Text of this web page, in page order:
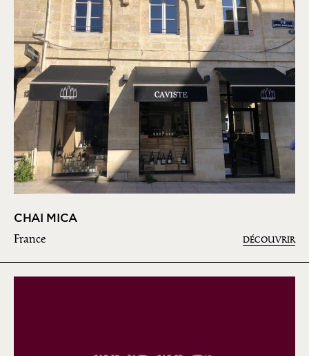
CHAI MICA
France DÉCOUVRIR